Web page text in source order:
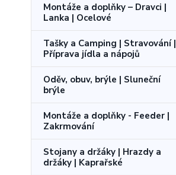
Montáže a doplňky – Dravci |
Lanka | Ocelové
Tašky a Camping | Stravování |
Příprava jídla a nápojů
Oděv, obuv, brýle | Sluneční
brýle
Montáže a doplňky - Feeder |
Zakrmování
Stojany a držáky | Hrazdy a
držáky | Kaprařské